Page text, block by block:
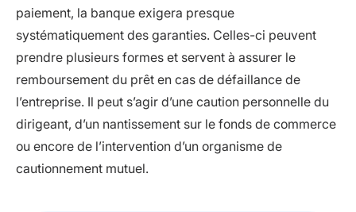
paiement, la banque exigera presque
systématiquement des garanties. Celles-ci peuvent
prendre plusieurs formes et servent à assurer le
remboursement du prêt en cas de défaillance de
l’entreprise. Il peut s’agir d’une caution personnelle du
dirigeant, d’un nantissement sur le fonds de commerce
ou encore de l’intervention d’un organisme de
cautionnement mutuel.